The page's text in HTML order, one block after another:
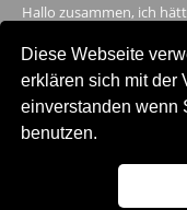
Diese Webseite
erklären sich mit der
einverstanden wenn
benutzen.
Hallo zusammen, ich
Ich habe ein Jahr im
Unser Gästebuch